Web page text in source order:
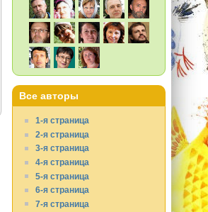
Все авторы
1-я страница
2-я страница
3-я страница
4-я страница
5-я страница
6-я страница
7-я страница